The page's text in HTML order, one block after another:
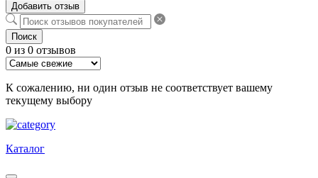
Добавить отзыв
Поиск
0 из 0 отзывов
К сожалению, ни один отзыв не соответствует вашему
текущему выбору
Каталог